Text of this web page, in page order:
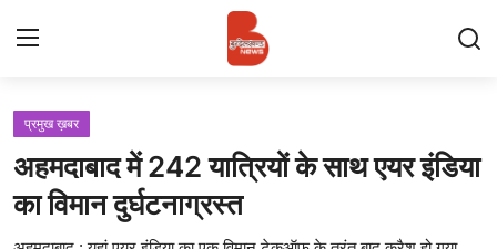
Login
Contact
प्रमुख ख़बर
प्रमुख ख़बर
अहमदाबाद में 242 यात्रियों के साथ एयर इंडिया
का विमान दुर्घटनाग्रस्त